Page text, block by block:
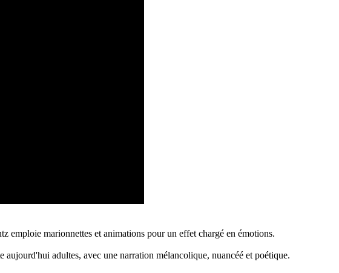
emploie marionnettes et animations pour un effet chargé en émotions.
adultes, avec une narration mélancolique, nuancéé et poétique.